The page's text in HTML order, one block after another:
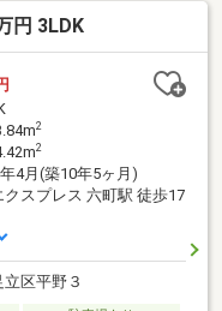
円 3LDK
2
2
4月(築10年5ヶ月)
クスプレス 六町駅 徒歩17
区平野３